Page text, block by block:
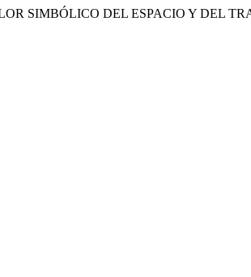
SIMBÓLICO DEL ESPACIO Y DEL